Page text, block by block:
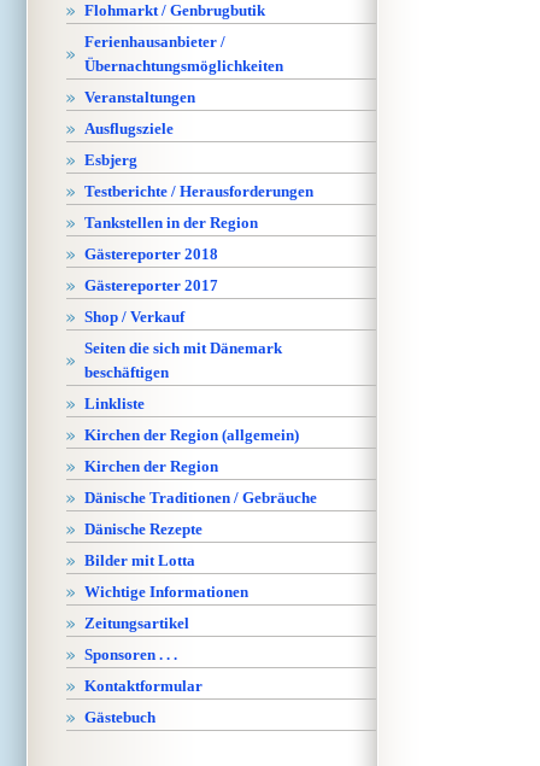
Flohmarkt / Genbrugbutik
Ferienhausanbieter /
Übernachtungsmöglichkeiten
Veranstaltungen
Ausflugsziele
Esbjerg
Testberichte / Herausforderungen
Tankstellen in der Region
Gästereporter 2018
Gästereporter 2017
Shop / Verkauf
Seiten die sich mit Dänemark
beschäftigen
Linkliste
Kirchen der Region (allgemein)
Kirchen der Region
Dänische Traditionen / Gebräuche
Dänische Rezepte
Bilder mit Lotta
Wichtige Informationen
Zeitungsartikel
Sponsoren . . .
Kontaktformular
Gästebuch